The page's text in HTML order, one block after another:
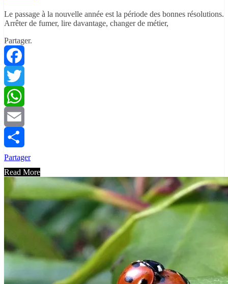
Le passage à la nouvelle année est la période des bonnes résolutions.
Arrêter de fumer, lire davantage, changer de métier,
Partager.
Facebook
Twitter
WhatsApp
Email
Partager
Read More